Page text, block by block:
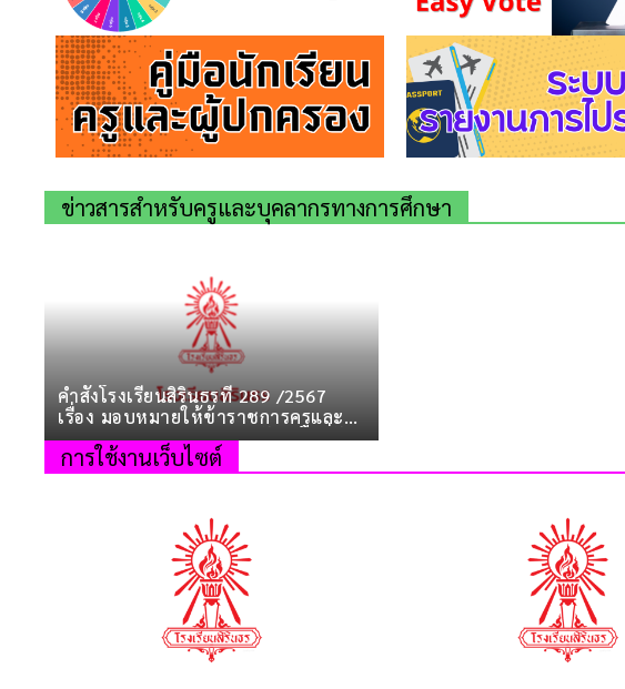
ข่าวสารสำหรับครูและบุคลากรทางการศึกษา
คำสั่งโรงเรียนสิรินธรที่ 289 /2567
เรื่อง มอบหมายให้ข้าราชการครูและ
บุคลากรทางการศึกษาปฏิบัติหน้าที่จัด
กิจกรรมการเรียนรู้ประจำภาคเรียนที่ 1
ปีการศึกษา 2567
การใช้งานเว็บไซต์